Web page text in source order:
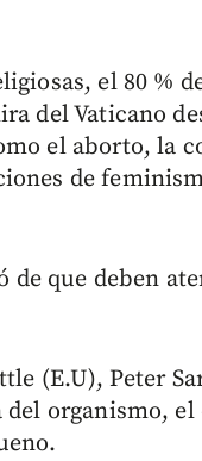
el 80 %
del Vaticano
el aborto, la
de
que deben
(E.U), Peter
organismo,